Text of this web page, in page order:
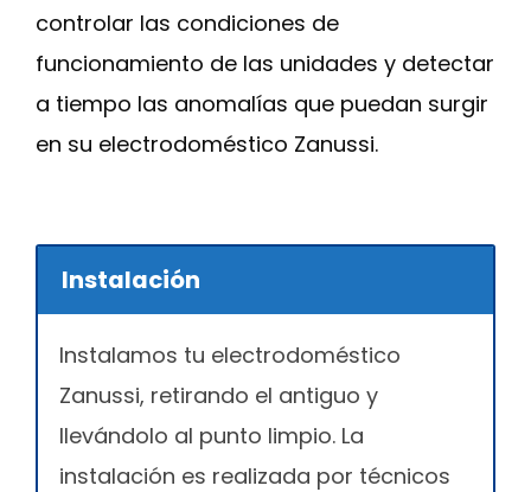
controlar las condiciones de
funcionamiento de las unidades y detectar
a tiempo las anomalías que puedan surgir
en su electrodoméstico Zanussi.
Instalación
Instalamos tu electrodoméstico
Zanussi, retirando el antiguo y
llevándolo al punto limpio. La
instalación es realizada por técnicos